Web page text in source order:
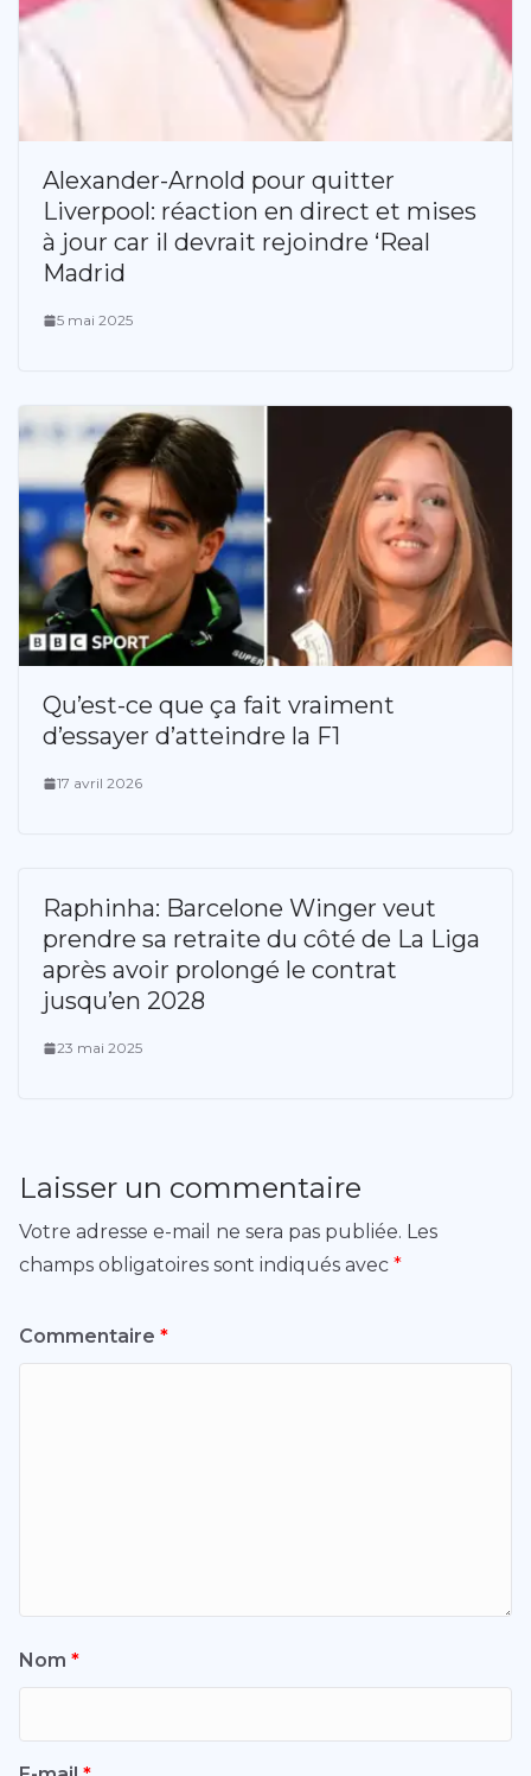
Alexander-Arnold pour quitter
Liverpool: réaction en direct et mises
à jour car il devrait rejoindre ‘Real
Madrid
5 mai 2025
Qu’est-ce que ça fait vraiment
d’essayer d’atteindre la F1
17 avril 2026
Raphinha: Barcelone Winger veut
prendre sa retraite du côté de La Liga
après avoir prolongé le contrat
jusqu’en 2028
23 mai 2025
Laisser un commentaire
Votre adresse e-mail ne sera pas publiée. Les
champs obligatoires sont indiqués avec *
Commentaire *
Nom *